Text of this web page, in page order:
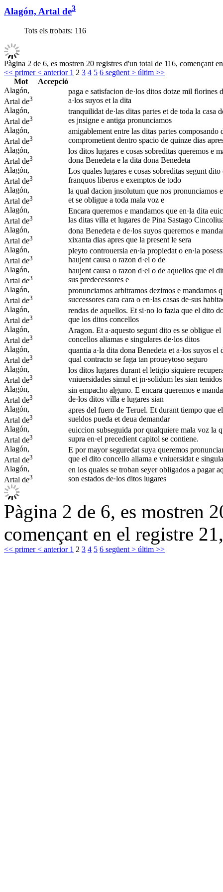
Alagón, Artal de3
Tots els trobats: 116
Pàgina 2 de 6, es mostren 20 registres d'un total de 116, començant
<< primer< anterior 1 2 3 4 5 6 següent > últim >>
Mot
Accepció
Alagón,
Artal de3
paga e satisfacion de·los ditos dotze mil florines
a·los suyos et la dita
Alagón,
Artal de3
tranquilidat de·las ditas partes et de toda la casa
es jnsigne e antiga pronunciamos
Alagón,
Artal de3
amigablement entre las ditas partes
comprometient dentro spacio de quinze dias
Alagón,
Artal de3
los ditos lugares e cosas sobreditas queremos e
dona Benedeta e la dita dona Benedeta
Alagón,
Artal de3
Los quales lugares e cosas sobreditas segunt
franquos liberos e exemptos de todo
Alagón,
Artal de3
la qual dacion jnsolutum que nos pronunciamos
et se obligue a toda mala voz e
Alagón,
Artal de3
Encara queremos e mandamos que en·la dita
las ditas villa et lugares de Pina Sastago
Alagón,
Artal de3
dona Benedeta e de·los suyos queremos e
xixanta dias apres que la present le sera
Alagón,
Artal de3
pleyto controuersia en·la propiedat o en·la
haujent causa o razon d·el o de
Alagón,
Artal de3
haujent causa o razon d·el o de aquellos que el
sus predecessores e
Alagón,
Artal de3
pronunciamos arbitramos dezimos e mandamos
successores cara cara o en·las casas de·sus
Alagón,
Artal de3
rendas de aquellos. Et si·no lo fazia que el dito
que los ditos concellos
Alagón,
Artal de3
Aragon. Et a·aquesto segunt dito es se obligue
concellos aliamas e singulares de·los ditos
Alagón,
Artal de3
quantia a·la dita dona Benedeta et a·los suyos
qual contracto se faga tan proueytoso seguro
Alagón,
Artal de3
los ditos lugares durant el letigio siquiere
vniuersidades simul et jn·solidum les sian tenidos
Alagón,
Artal de3
sin empacho alguno. E encara queremos e
de·los ditos villa e lugares sian
Alagón,
Artal de3
apres del fuero de Teruel. Et durant tiempo que
sueldos pueda et deua demandar
Alagón,
Artal de3
euiccion subseguida por qualquiere mala voz la
supra en·el precedient capitol se contiene.
Alagón,
Artal de3
E por mayor seguredat suya queremos
que el dito concello aliama e vniuersidat e
Alagón,
Artal de3
en los quales se troban seyer obligados a pagar
son estados de·los ditos lugares
Pàgina 2 de 6, es mostren
començant en el registre
<< primer< anterior 1 2 3 4 5 6 següent > últim >>